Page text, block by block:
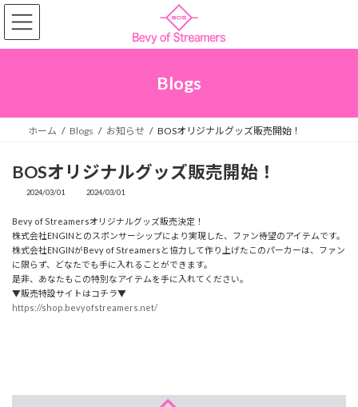
コ
プ
ナ
動
Blogs
ホーム Blogs お知らせ BOSオリジナルグッズ販売開始！
BOSオリジナルグッズ販売開始！
2024/03/01
最
新
日
時
2024/03/01
Bevy of Streamersオリジナルグッズ販売決定！
株式会社ENGINとのスポンサーシップにより実現した、ファン待望のアイテムです。
株式会社ENGINがBevy of Streamersと協力して作り上げたこのパーカーは、ファン
に限らず、どなたでも手に入れることができます。
是非、あなたもこの特別なアイテムを手に入れてください。
▼販売特設サイトはコチラ▼
https://shop.bevyofstreamers.net/